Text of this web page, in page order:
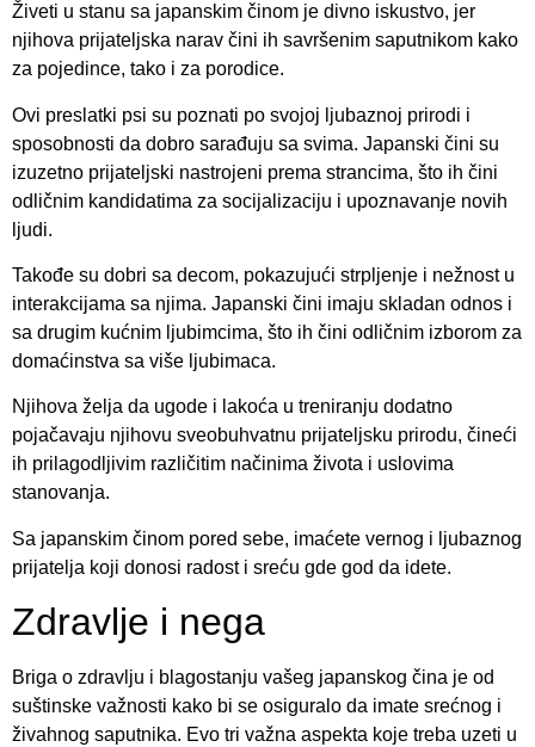
Živeti u stanu sa japanskim činom je divno iskustvo, jer
njihova prijateljska narav čini ih savršenim saputnikom kako
za pojedince, tako i za porodice.
Ovi preslatki psi su poznati po svojoj ljubaznoj prirodi i
sposobnosti da dobro sarađuju sa svima. Japanski čini su
izuzetno prijateljski nastrojeni prema strancima, što ih čini
odličnim kandidatima za socijalizaciju i upoznavanje novih
ljudi.
Takođe su dobri sa decom, pokazujući strpljenje i nežnost u
interakcijama sa njima. Japanski čini imaju skladan odnos i
sa drugim kućnim ljubimcima, što ih čini odličnim izborom za
domaćinstva sa više ljubimaca.
Njihova želja da ugode i lakoća u treniranju dodatno
pojačavaju njihovu sveobuhvatnu prijateljsku prirodu, čineći
ih prilagodljivim različitim načinima života i uslovima
stanovanja.
Sa japanskim činom pored sebe, imaćete vernog i ljubaznog
prijatelja koji donosi radost i sreću gde god da idete.
Zdravlje i nega
Briga o zdravlju i blagostanju vašeg japanskog čina je od
suštinske važnosti kako bi se osiguralo da imate srećnog i
živahnog saputnika. Evo tri važna aspekta koje treba uzeti u